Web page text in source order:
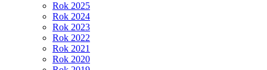
Rok 2025
Rok 2024
Rok 2023
Rok 2022
Rok 2021
Rok 2020